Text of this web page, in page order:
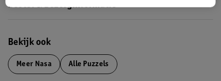
Bestel & Bezorginformatie
Bekijk ook
Meer Nasa Alle Puzzels